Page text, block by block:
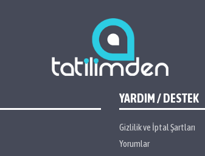
YARDIM / DESTEK
Gizlilik ve İptal Şartları
Yorumlar